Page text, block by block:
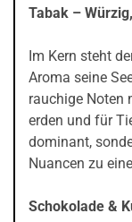
Tabak –
Im Kern steht
Aroma seine
rauchige Noten
erden und für
dominant,
Nuancen zu
Schokolade &